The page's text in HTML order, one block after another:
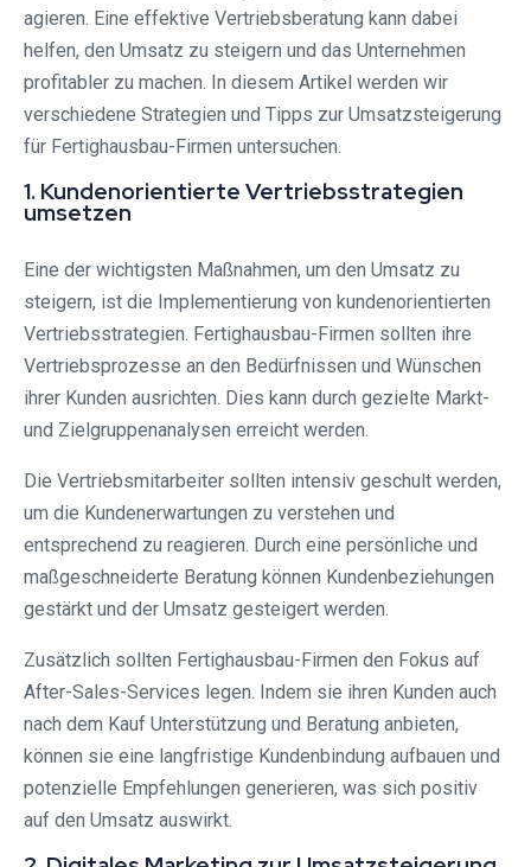
agieren. Eine effektive Vertriebsberatung kann dabei
helfen, den Umsatz zu steigern und das Unternehmen
profitabler zu machen. In diesem Artikel werden wir
verschiedene Strategien und Tipps zur Umsatzsteigerung
für Fertighausbau-Firmen untersuchen.
1. Kundenorientierte Vertriebsstrategien
umsetzen
Eine der wichtigsten Maßnahmen, um den Umsatz zu
steigern, ist die Implementierung von kundenorientierten
Vertriebsstrategien. Fertighausbau-Firmen sollten ihre
Vertriebsprozesse an den Bedürfnissen und Wünschen
ihrer Kunden ausrichten. Dies kann durch gezielte Markt-
und Zielgruppenanalysen erreicht werden.
Die Vertriebsmitarbeiter sollten intensiv geschult werden,
um die Kundenerwartungen zu verstehen und
entsprechend zu reagieren. Durch eine persönliche und
maßgeschneiderte Beratung können Kundenbeziehungen
gestärkt und der Umsatz gesteigert werden.
Zusätzlich sollten Fertighausbau-Firmen den Fokus auf
After-Sales-Services legen. Indem sie ihren Kunden auch
nach dem Kauf Unterstützung und Beratung anbieten,
können sie eine langfristige Kundenbindung aufbauen und
potenzielle Empfehlungen generieren, was sich positiv
auf den Umsatz auswirkt.